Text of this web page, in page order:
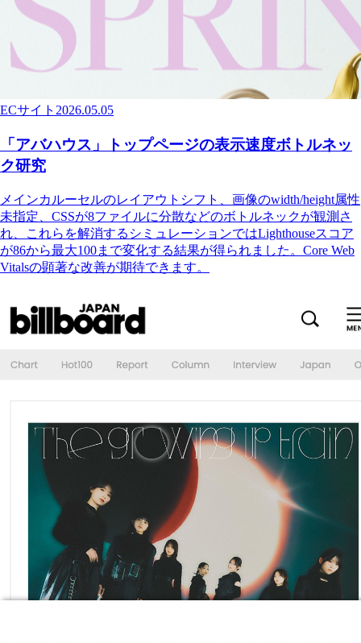
ECサイト 2026.05.05
「アバハウス」トップページの表示速度ボトルネッ
ク研究
メインカルーセルのレイアウトシフト、画像のwidth/height属性
未指定、CSSが8ファイルに分散などのボトルネックが観測さ
れ、これらを解消するシミュレーションではLighthouseスコア
が86から最大100まで変化する結果が得られました。Core Web
Vitalsの顕著な改善が期待できます。